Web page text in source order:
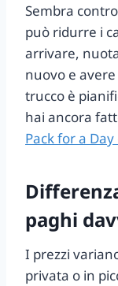
Sembra
può ridurre i
arrivare,
nuovo e
trucco è
hai ancora
Pack for a
paghi
I prezzi
privata o in